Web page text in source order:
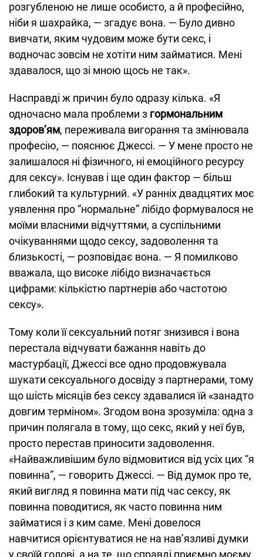
розгубленою не лише особисто, а й професійно,
ніби я шахрайка, — згадує вона. — Було дивно
вивчати, яким чудовим може бути секс, і
водночас зовсім не хотіти ним займатися. Мені
здавалося, що зі мною щось не так».
Насправді ж причин було одразу кілька. «Я
одночасно мала проблеми з гормональним
здоров’ям, переживала вигорання та змінювала
професію, — пояснює Джессі. — У мене просто не
залишалося ні фізичного, ні емоційного ресурсу
для сексу». Існував і ще один фактор — більш
глибокий та культурний. «У ранніх двадцятих моє
уявлення про “нормальне” лібідо формувалося не
моїми власними відчуттями, а суспільними
очікуваннями щодо сексу, задоволення та
близькості, — розповідає вона. — Я помилково
вважала, що високе лібідо визначається
цифрами: кількістю партнерів або частотою
сексу».
Тому коли її сексуальний потяг знизився і вона
перестала відчувати бажання навіть до
мастурбації, Джессі все одно продовжувала
шукати сексуального досвіду з партнерами, тому
що шість місяців без сексу здавалися їй «занадто
довгим терміном». Згодом вона зрозуміла: одна з
причин полягала в тому, що секс, який у неї був,
просто перестав приносити задоволення.
«Найважливішим було відмовитися від усіх цих “я
повинна”, — говорить Джессі. — Від думок про те,
який вигляд я повинна мати під час сексу, як
повинна поводитися, як часто повинна ним
займатися і з ким саме. Мені довелося
навчитися орієнтуватися не на нав’язливі думки
у своїй голові, а на те, що справді приємно моєму